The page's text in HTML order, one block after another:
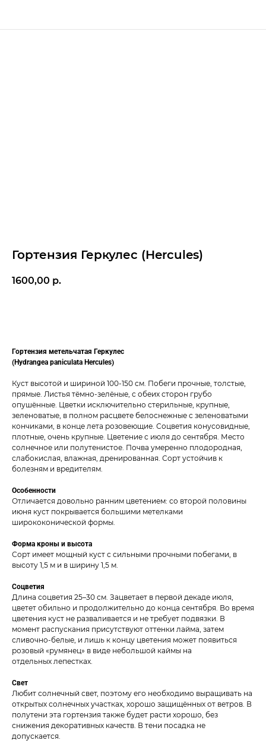
Гортензия Геркулес (Hercules)
1600,00 р.
Гортензия метельчатая Геркулес
(Hydrangea paniculata Hercules)
Куст высотой и шириной 100-150 см. Побеги прочные, толстые,
прямые. Листья тёмно-зелёные, с обеих сторон грубо
опушённые. Цветки исключительно стерильные, крупные,
зеленоватые, в полном расцвете белоснежные с зеленоватыми
кончиками, в конце лета розовеющие. Соцветия конусовидные,
плотные, очень крупные. Цветение с июля до сентября. Место
солнечное или полутенистое. Почва умеренно плодородная,
слабокислая, влажная, дренированная. Сорт устойчив к
болезням и вредителям.
Особенности
Отличается довольно ранним цветением: со второй половины
июня куст покрывается большими метелками
ширококонической формы.
Форма кроны и высота
Сорт имеет мощный куст с сильными прочными побегами, в
высоту 1,5 м и в ширину 1,5 м.
Соцветия
Длина соцветия 25–30 см. Зацветает в первой декаде июля,
цветет обильно и продолжительно до конца сентября. Во время
цветения куст не разваливается и не требует подвязки. В
момент распускания присутствуют оттенки лайма, затем
сливочно-белые, и лишь к концу цветения может появиться
розовый «румянец» в виде небольшой каймы на
отдельных лепестках.
Свет
Любит солнечный свет, поэтому его необходимо выращивать на
открытых солнечных участках, хорошо защищённых от ветров. В
полутени эта гортензия также будет расти хорошо, без
снижения декоративных качеств. В тени посадка не
допускается.